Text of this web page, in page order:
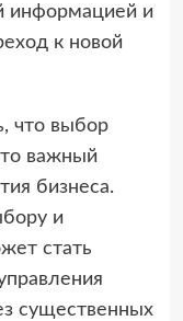
информацией и
к новой
что выбор
важный
бизнеса.
и
стать
существенных